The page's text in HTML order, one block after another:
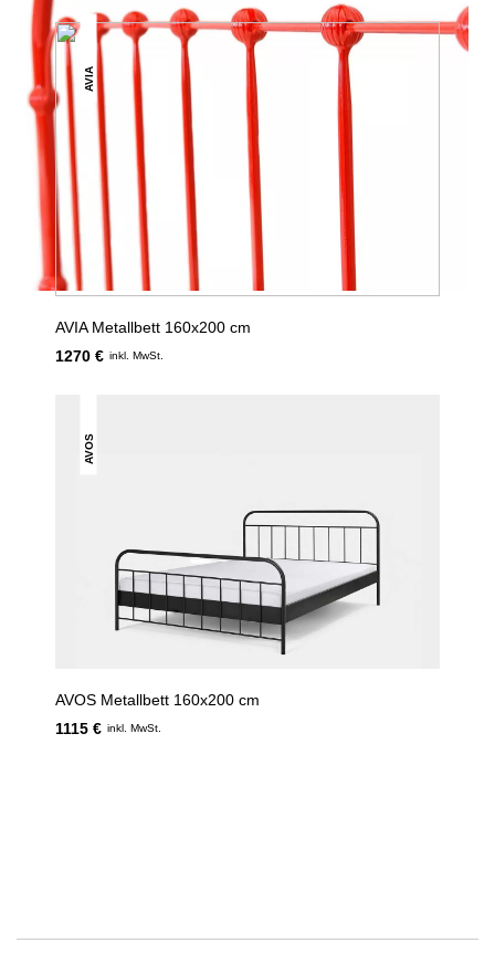
AVIA
AVIA Metallbett 160x200 cm
1270 € inkl. MwSt.
AVOS
AVOS Metallbett 160x200 cm
1115 € inkl. MwSt.